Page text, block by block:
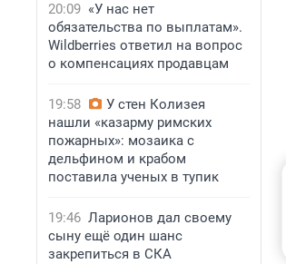
20:09 «У нас нет
обязательства по выплатам».
Wildberries ответил на вопрос
о компенсациях продавцам
19:58
У стен Колизея
нашли «казарму римских
пожарных»: мозаика с
дельфином и крабом
поставила ученых в тупик
19:46 Ларионов дал своему
сыну ещё один шанс
закрепиться в СКА